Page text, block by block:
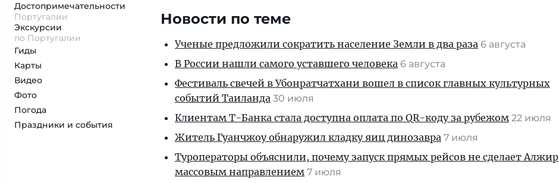
Достопримеча­тельности
Португалии
Экскурсии
по Португалии
Гиды
Карты
Видео
Фото
Погода
Праздники и события
Новости по теме
Ученые предложили сократить население Земли в два раза 6 августа
В России нашли самого уставшего человека 6 августа
Фестиваль свечей в Убонратчатхани вошел в список главных культурных
событий Таиланда 30 июля
Клиентам T-Банка стала доступна оплата по QR-коду за рубежом 22 июля
Житель Гуанчжоу обнаружил кладку яиц динозавра 7 июля
Туроператоры объяснили, почему запуск прямых рейсов не сделает Алжир
массовым направлением 7 июля